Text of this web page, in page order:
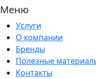
Меню
Услуги
О компании
Бренды
Полезные
Контакты